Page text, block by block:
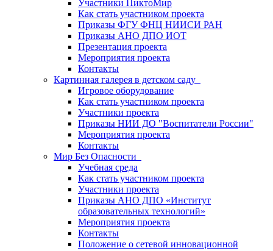
Участники ПиктоМир
Как стать участником проекта
Приказы ФГУ ФНЦ НИИСИ РАН
Приказы АНО ДПО ИОТ
Презентация проекта
Мероприятия проекта
Контакты
Картинная галерея в детском саду
Игровое оборудование
Как стать участником проекта
Участники проекта
Приказы НИИ ДО "Воспитатели России"
Мероприятия проекта
Контакты
Мир Без Опасности
Учебная среда
Как стать участником проекта
Участники проекта
Приказы АНО ДПО «Институт
образовательных технологий»
Мероприятия проекта
Контакты
Положение о сетевой инновационной